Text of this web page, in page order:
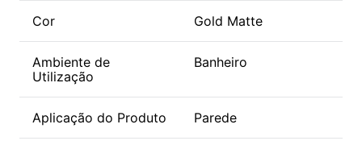
Cor Gold Matte
Ambiente de
Utilização
Banheiro
Aplicação do Produto Parede